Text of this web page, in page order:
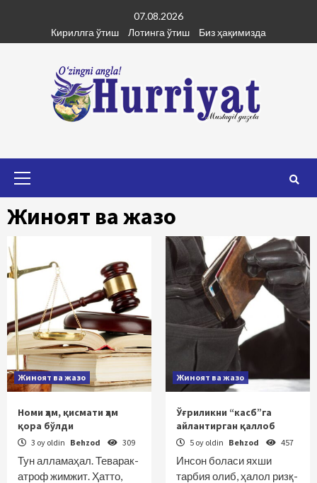
content
07.08.2026
Кириллга ўтиш
Лотинга ўтиш Биз ҳақимизда
Жиноят ва жазо
Жиноят ва жазо
Номи ҳам, қисмати ҳам
қора бўлди
3 oy oldin Behzod 309
Тун алламаҳал. Теварак-
атроф жимжит. Ҳатто,
Жиноят ва жазо
Ўғриликни “касб”га
айлантирган қаллоб
5 oy oldin Behzod 457
Инсон боласи яхши
тарбия олиб, ҳалол ризқ-